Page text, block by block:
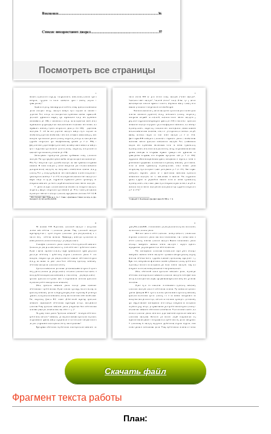
Посмотреть все страницы
Скачать файл
Фрагмент текста работы
План: